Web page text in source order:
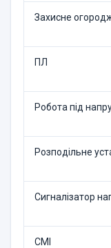
Захисне
ПЛ
Робота під
Розподільне
Сигналізатор
СМІ